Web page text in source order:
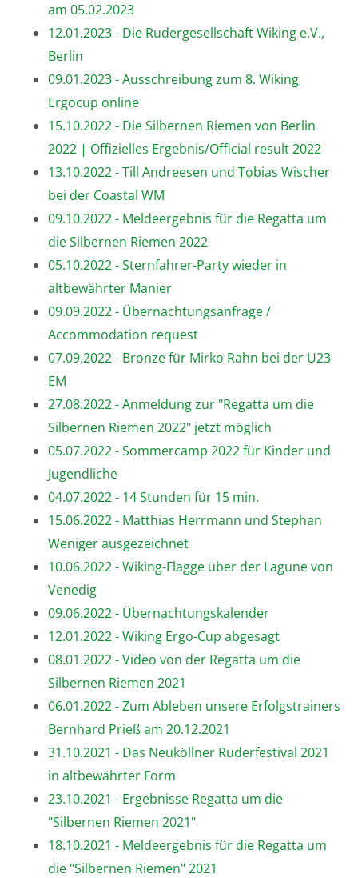
am 05.02.2023
12.01.2023 - Die Rudergesellschaft Wiking e.V.,
Berlin
09.01.2023 - Ausschreibung zum 8. Wiking
Ergocup online
15.10.2022 - Die Silbernen Riemen von Berlin
2022 | Offizielles Ergebnis/Official result 2022
13.10.2022 - Till Andreesen und Tobias Wischer
bei der Coastal WM
09.10.2022 - Meldeergebnis für die Regatta um
die Silbernen Riemen 2022
05.10.2022 - Sternfahrer-Party wieder in
altbewährter Manier
09.09.2022 - Übernachtungsanfrage /
Accommodation request
07.09.2022 - Bronze für Mirko Rahn bei der U23
EM
27.08.2022 - Anmeldung zur "Regatta um die
Silbernen Riemen 2022" jetzt möglich
05.07.2022 - Sommercamp 2022 für Kinder und
Jugendliche
04.07.2022 - 14 Stunden für 15 min.
15.06.2022 - Matthias Herrmann und Stephan
Weniger ausgezeichnet
10.06.2022 - Wiking-Flagge über der Lagune von
Venedig
09.06.2022 - Übernachtungskalender
12.01.2022 - Wiking Ergo-Cup abgesagt
08.01.2022 - Video von der Regatta um die
Silbernen Riemen 2021
06.01.2022 - Zum Ableben unsere Erfolgstrainers
Bernhard Prieß am 20.12.2021
31.10.2021 - Das Neuköllner Ruderfestival 2021
in altbewährter Form
23.10.2021 - Ergebnisse Regatta um die
"Silbernen Riemen 2021"
18.10.2021 - Meldeergebnis für die Regatta um
die "Silbernen Riemen" 2021